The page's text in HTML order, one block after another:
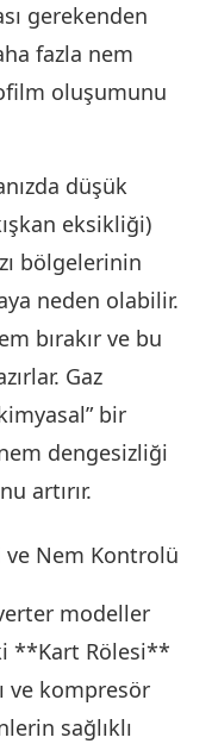
gerekenden
fazla nem
oluşumunu
düşük
eksikliği)
bölgelerinin
neden olabilir.
bırakır ve bu
Gaz
bir
dengesizliği
artırır.
Nem Kontrolü
modeller
**Kart Rölesi**
ve kompresör
sağlıklı